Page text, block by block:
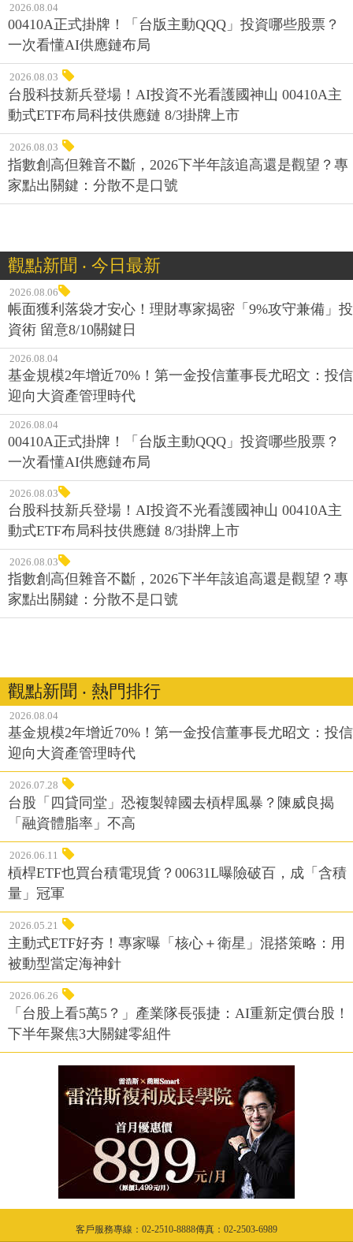
2026.08.04
00410A正式掛牌！「台版主動QQQ」投資哪些股票？
一次看懂AI供應鏈布局
2026.08.03
台股科技新兵登場！AI投資不光看護國神山 00410A主
動式ETF布局科技供應鏈 8/3掛牌上市
2026.08.03
指數創高但雜音不斷，2026下半年該追高還是觀望？專
家點出關鍵：分散不是口號
觀點新聞 ‧ 今日最新
2026.08.06
帳面獲利落袋才安心！理財專家揭密「9%攻守兼備」投
資術 留意8/10關鍵日
2026.08.04
基金規模2年增近70%！第一金投信董事長尤昭文：投信
迎向大資產管理時代
2026.08.04
00410A正式掛牌！「台版主動QQQ」投資哪些股票？
一次看懂AI供應鏈布局
2026.08.03
台股科技新兵登場！AI投資不光看護國神山 00410A主
動式ETF布局科技供應鏈 8/3掛牌上市
2026.08.03
指數創高但雜音不斷，2026下半年該追高還是觀望？專
家點出關鍵：分散不是口號
觀點新聞 ‧ 熱門排行
2026.08.04
基金規模2年增近70%！第一金投信董事長尤昭文：投信
迎向大資產管理時代
2026.07.28
台股「四貸同堂」恐複製韓國去槓桿風暴？陳威良揭
「融資體脂率」不高
2026.06.11
槓桿ETF也買台積電現貨？00631L曝險破百，成「含積
量」冠軍
2026.05.21
主動式ETF好夯！專家曝「核心＋衛星」混搭策略：用
被動型當定海神針
2026.06.26
「台股上看5萬5？」產業隊長張捷：AI重新定價台股！
下半年聚焦3大關鍵零組件
客戶服務專線：02-2510-8888傳真：02-2503-6989